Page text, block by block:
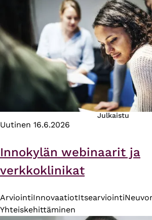
Julkaistu
Uutinen 16.6.2026
Innokylän webinaarit ja
verkkoklinikat
ArviointiInnovaatiotItsearviointi
Yhteiskehittäminen